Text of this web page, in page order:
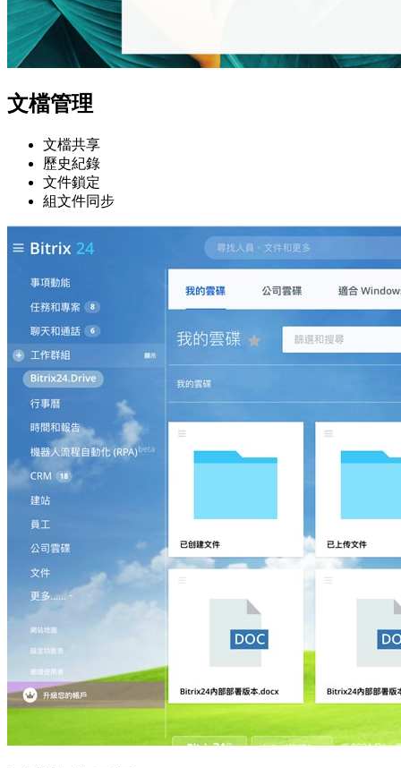
文檔管理
文檔共享
歷史紀錄
文件鎖定
組文件同步